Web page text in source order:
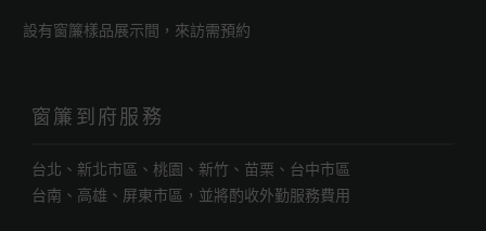
設有窗簾樣品展示間，來訪需預約
窗簾到府服務
台北、新北市區、桃園、新竹、苗栗、台中市區
台南、高雄、屏東市區，並將酌收外勤服務費用